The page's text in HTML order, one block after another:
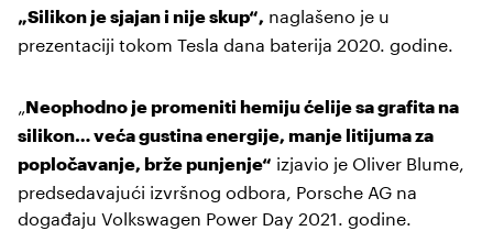
„Silikon je sjajan i nije skup“, naglašeno je u
prezentaciji tokom Tesla dana baterija 2020. godine.
„Neophodno je promeniti hemiju ćelije sa grafita na
silikon… veća gustina energije, manje litijuma za
popločavanje, brže punjenje“ izjavio je Oliver Blume,
predsedavajući izvršnog odbora, Porsche AG na
događaju Volkswagen Power Day 2021. godine.